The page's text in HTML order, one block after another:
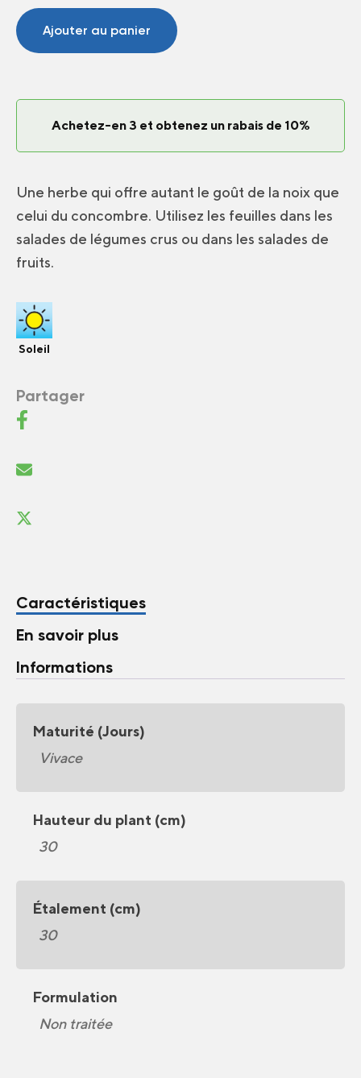
Pimprenelle
Ajouter au panier
Achetez-en 3 et obtenez un rabais de 10%
Une herbe qui offre autant le goût de la noix que
celui du concombre. Utilisez les feuilles dans les
salades de légumes crus ou dans les salades de
fruits.
Soleil
Partager
Caractéristiques
En savoir plus
Informations
Maturité (Jours)
Vivace
Hauteur du plant (cm)
30
Étalement (cm)
30
Formulation
Non traitée